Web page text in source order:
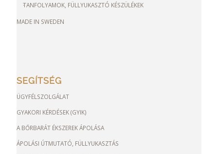
TANFOLYAMOK, FÜLLYUKASZTÓ KÉSZÜLÉKEK
MADE IN SWEDEN
SEGÍTSÉG
ÜGYFÉLSZOLGÁLAT
GYAKORI KÉRDÉSEK (GYIK)
A BŐRBARÁT ÉKSZEREK ÁPOLÁSA
ÁPOLÁSI ÚTMUTATÓ, FÜLLYUKASZTÁS